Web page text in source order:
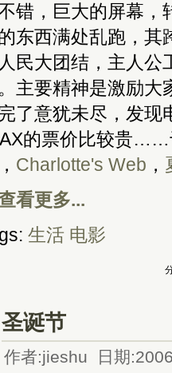
错，巨大的屏幕
东西满处乱跑，其
民大团结，主人公
主要精神是激励大
了意犹未尽，发
的票价比较贵
Charlotte's Web ，
看更多...
生活 电影
圣诞节
作者:jieshu 日期